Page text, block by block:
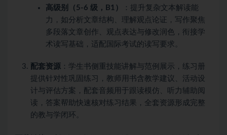
高级别（5-6 级，B1）
：提升复杂文本解读能
力，如分析文章结构、理解观点论证，写作聚焦
多段落文章创作、观点表达与修改润色，衔接学
术读写基础，适配国际考试的读写要求。
配套资源 ：学生书侧重技能讲解与范例展示，练习册
提供针对性巩固练习，教师用书含教学建议、活动设
计与评估方案，配套音频用于跟读模仿、听力辅助阅
读，答案帮助快速核对练习结果，全套资源形成完整
的教与学闭环。